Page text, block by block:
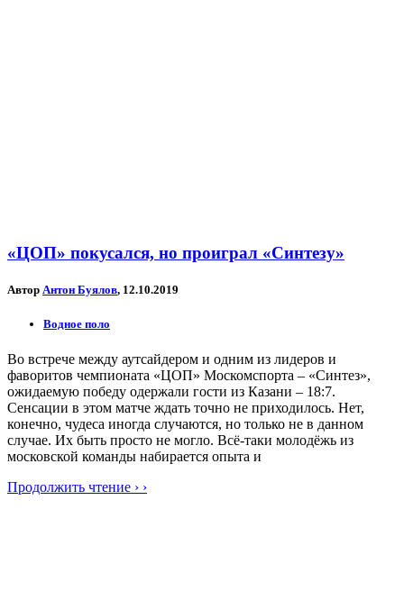
«ЦОП» покусался, но проиграл «Синтезу»
Автор Антон Буялов, 12.10.2019
Водное поло
Во встрече между аутсайдером и одним из лидеров и
фаворитов чемпионата «ЦОП» Москомспорта – «Синтез»,
ожидаемую победу одержали гости из Казани – 18:7.
Сенсации в этом матче ждать точно не приходилось. Нет,
конечно, чудеса иногда случаются, но только не в данном
случае. Их быть просто не могло. Всё-таки молодёжь из
московской команды набирается опыта и
Продолжить чтение › ›